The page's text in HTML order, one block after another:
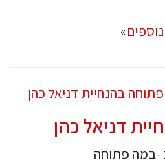
»
דניאל כהן
-במה פתוחה